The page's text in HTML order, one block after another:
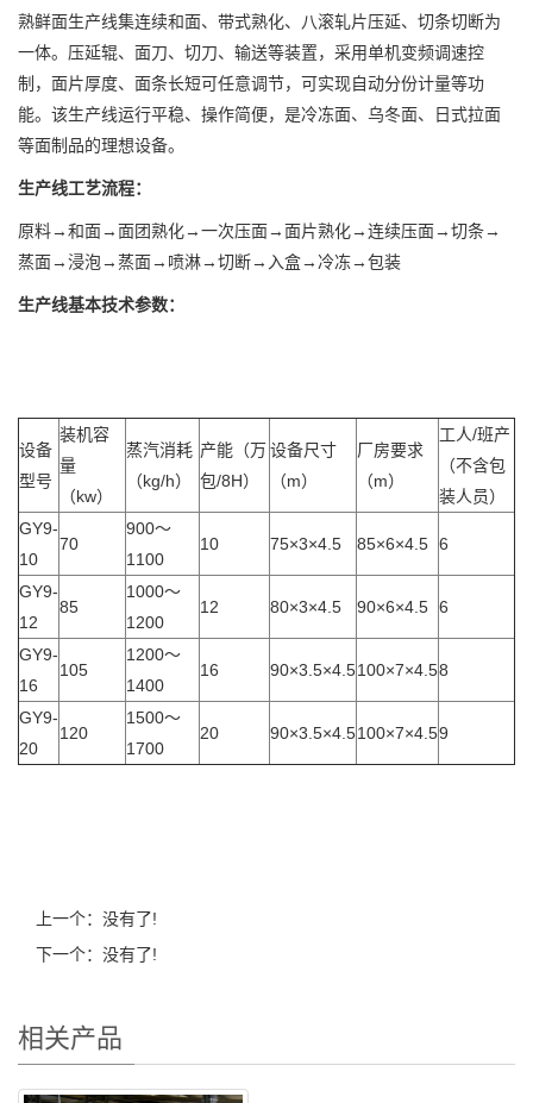
熟鲜面生产线集连续和面、带式熟化、八滚轧片压延、切条切断为
一体。压延辊、面刀、切刀、输送等装置，采用单机变频调速控
制，面片厚度、面条长短可任意调节，可实现自动分份计量等功
能。该生产线运行平稳、操作简便，是冷冻面、乌冬面、日式拉面
等面制品的理想设备。
生产线工艺流程：
原料→和面→面团熟化→一次压面→面片熟化→连续压面→切条→
蒸面→浸泡→蒸面→喷淋→切断→入盒→冷冻→包装
生产线基本技术参数：
设备
型号
装机容
量
（kw）
蒸汽消耗
（kg/h）
产能（万
包/8H）
设备尺寸
（m）
厂房要求
（m）
工人/班产
（不含包
装人员）
GY9-
10
70
900～
1100
10 75×3×4.5 85×6×4.5 6
GY9-
12
85
1000～
1200
12 80×3×4.5 90×6×4.5 6
GY9-
16
105
1200～
1400
16 90×3.5×4.5100×7×4.58
GY9-
20
120
1500～
1700
20 90×3.5×4.5100×7×4.59
上一个：没有了!
下一个：没有了!
相关产品